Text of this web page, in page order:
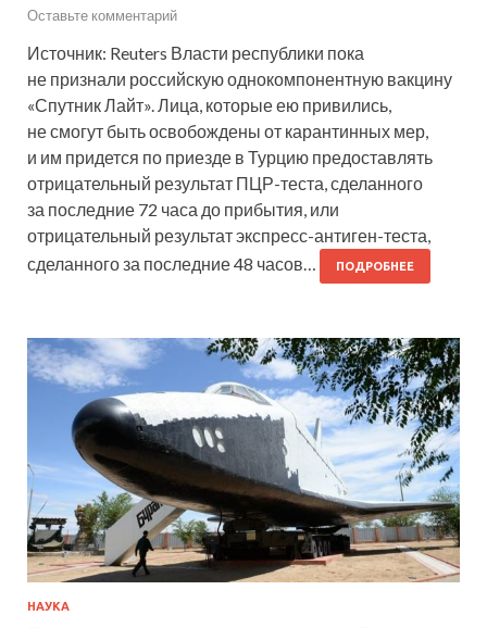
Оставьте комментарий
Источник: Reuters Власти республики пока
не признали российскую однокомпонентную вакцину
«Спутник Лайт». Лица, которые ею привились,
не смогут быть освобождены от карантинных мер,
и им придется по приезде в Турцию предоставлять
отрицательный результат ПЦР-теста, сделанного
за последние 72 часа до прибытия, или
отрицательный результат экспресс-антиген-теста,
сделанного за последние 48 часов…
ПОДРОБНЕЕ
НАУКА